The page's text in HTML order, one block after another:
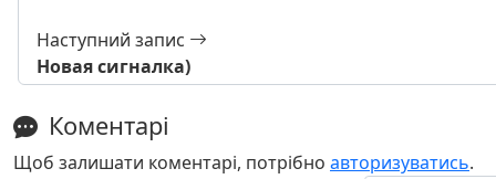
Наступний запис
Новая сигналка)
Коментарі
Щоб залишати коментарі, потрібно авторизуватись.